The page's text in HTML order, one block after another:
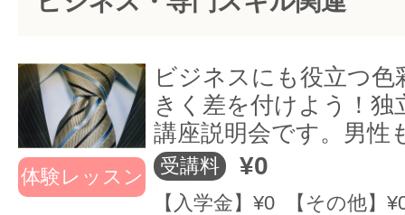
題集は色彩検定全部門中の売れ筋
を獲得
就転職やキャリアアップ、起業開
心して学べる環境です。
又、遠方の方にも受講しやすい、
ります。
体験レッスン
ビジネスにも役立つ色
きく差を付けよう！独
講座説明会です。男
受講料 ¥0
【入学金】¥0 【その他】